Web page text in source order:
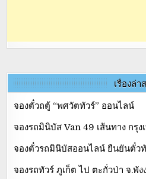
เรื่องล่า
จองตั๋วถตู้ “พศวัตทัวร์” ออนไลน์
จองรถมินิบัส Van 49 เส้นทาง กรุ
จองตั๋วรถมินิบัสออนไลน์ ยืนยันตั๋ว
จองรถทัวร์ ภูเก็ต ไป ตะกั่วป่า จ.พัง